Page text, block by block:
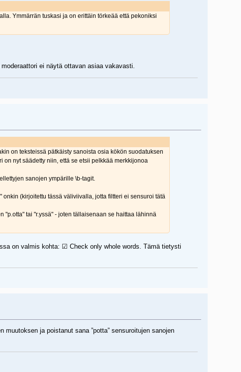
Ymmärrän tuskasi ja on erittäin törkeää että pekoniksi
ei näytä ottavan asiaa vakavasti.
on teksteissä pätkäisty sanoista osia kökön suodatuksen
on nyt säädetty niin, että se etsii pelkkää merkkijonoa
sanojen ympärille \b-tagit.
(kirjoitettu tässä väliviivalla, jotta filtteri ei sensuroi tätä
"p.otta" tai "r.yssä" - joten tällaisenaan se haittaa lähinnä
on valmis kohta: ☑ Check only whole words. Tämä tietysti
ja poistanut sana ”potta” sensuroitujen sanojen